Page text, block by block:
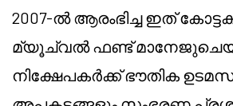
2007-ൽ ആരംഭിച്ച ഇത്
മ്യൂച്വൽ ഫണ്ട്
നിക്ഷേപകർക്ക് ഭൗതിക